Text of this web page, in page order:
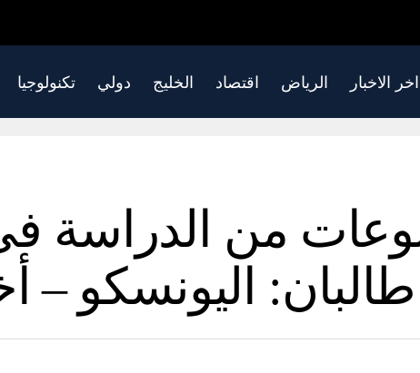
اخر الاخبار الرياض اقتصاد الخليج دولي تكنولوجيا
من الدراسة
طالبان: اليونسكو –